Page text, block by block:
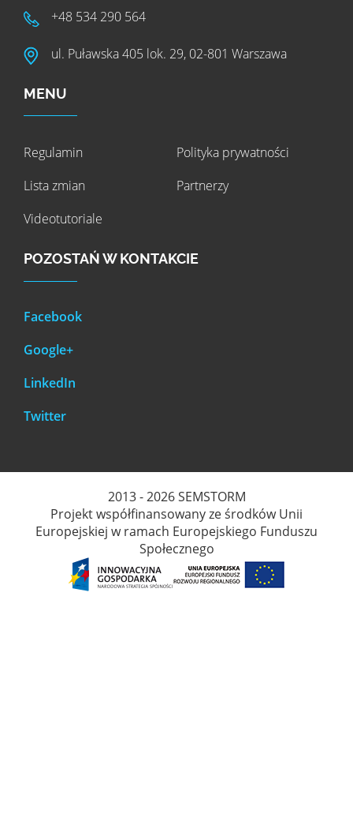
+48 534 290 564
ul. Puławska 405 lok. 29, 02-801 Warszawa
MENU
Regulamin
Polityka prywatności
Lista zmian
Partnerzy
Videotutoriale
POZOSTAŃ W KONTAKCIE
Facebook
Google+
LinkedIn
Twitter
2013 - 2026 SEMSTORM
Projekt współfinansowany ze środków Unii
Europejskiej w ramach Europejskiego Funduszu
Społecznego